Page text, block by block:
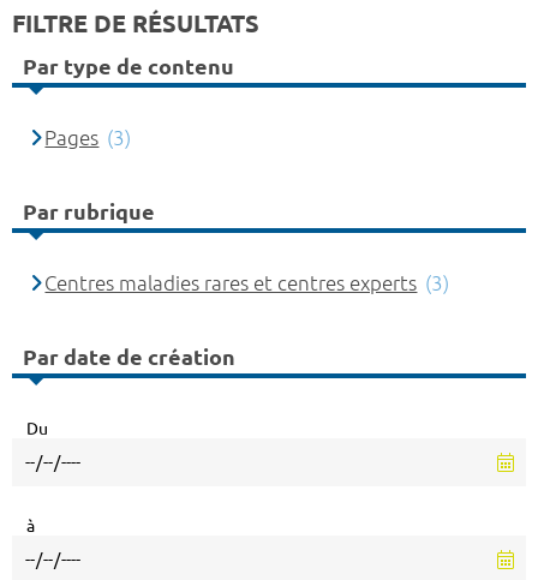
FILTRE DE RÉSULTATS
Par type de contenu
Pages (3)
Par rubrique
Centres maladies rares et centres experts (3)
Par date de création
Du
à